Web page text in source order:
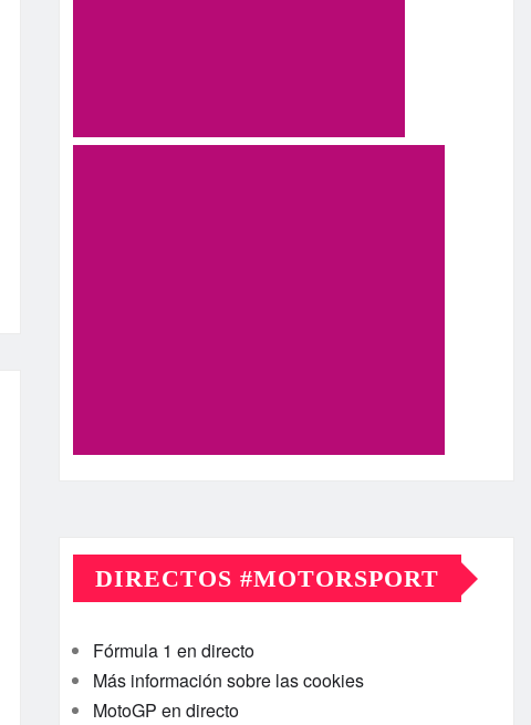
DIRECTOS #MOTORSPORT
Fórmula 1 en directo
Más información sobre las cookies
MotoGP en directo